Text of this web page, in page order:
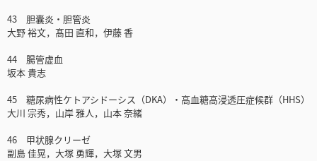
43 胆囊炎・胆管炎
大野 裕文，髙田 直和，伊藤 香
44 腸管虚血
坂本 貴志
45 糖尿病性ケトアシドーシス（DKA）・高血糖高浸透圧症候群（HHS）
大川 宗秀，山岸 雅人，山本 奈緒
46 甲状腺クリーゼ
副島 佳晃，大塚 勇輝，大塚 文男